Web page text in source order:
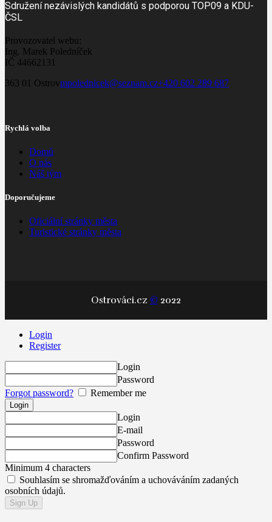
Sdružení nezávislých kandidátů s podporou TOP09 a KDU-
ČSL
Provozovatel webu:
Ing. Marek Poledníček
IČ 44662131
363 01 Ostrovmpolednicek@seznam.cz+420 602 289 687
Rychlá volba
Domů
O nás
Náš tým
Doporučujeme
Oficiální stránky města
Turistické stránky města
Ostrováci.cz © 2022
Login
Register
Login
Password
Forgot password?
Remember me
Login
E-mail
Password
Confirm Password
Minimum 4 characters
Souhlasím se shromažďováním a uchováváním zadaných
osobních údajů.